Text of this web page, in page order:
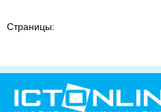
Страницы: